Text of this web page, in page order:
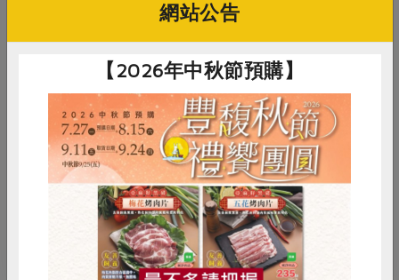
2.澎湖龍占魚排為澎湖常見的箱網養殖魚種，肉厚刺
粗，取下魚排方便料理，可香煎、清蒸、紅燒、煮
湯、鹽烤，料理多變。
3.澎湖野生白口魚與黃魚、黑喉同為石首魚科，肉質
細嫩鮮甜，魚刺不多，作為餐桌菜、便當菜都很適
合。
當天活動有水產試吃體驗，歡迎踴躍報名參與，記得
自備餐具喔!
RPET 食譜 減硝酸鹽
雞蛋 食安 共同購買
網站公告
【2026年中秋節預購】